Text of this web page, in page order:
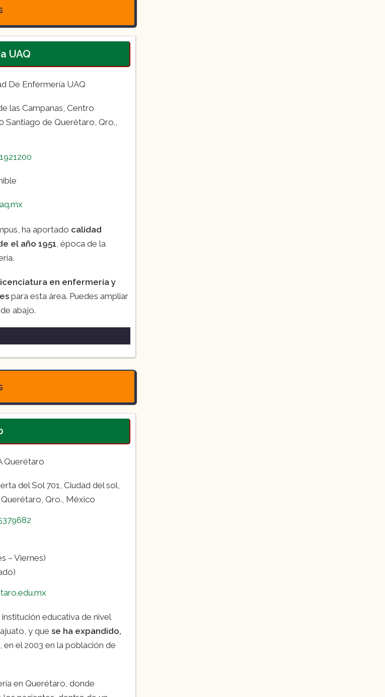
(4 semestres)
UAQ
De Enfermería UAQ
las Campanas, Centro
Santiago de Querétaro, Qro.,
ha aportado calidad
el año 1951 , época de la
en enfermería y
para esta área. Puedes ampliar
abajo.
(2 años,
(1 año, semestral)
(1 año)
Querétaro
del Sol 701, Ciudad del sol,
Qro., México
– Viernes)
educativa de nivel
y que se ha expandido,
en el 2003 en la población de
en Querétaro, donde